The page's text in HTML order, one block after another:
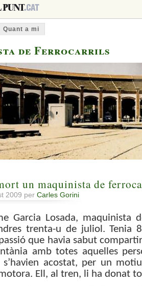
Quant a mi
de Ferrocarrils
un maquinista de
2009 per Carles Gorini
Garcia Losada, maquinista
trenta-u de juliol. Tenia
que havia sabut
amb totes aquelles
s’havien acostat, per un
Ell, al tren, li ha donat